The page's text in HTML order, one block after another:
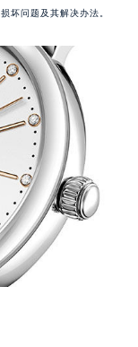
坏问题及其解决办法。